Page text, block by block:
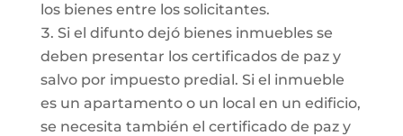
los bienes entre los solicitantes.
Si el difunto dejó bienes inmuebles se
deben presentar los certificados de paz y
salvo por impuesto predial. Si el inmueble
es un apartamento o un local en un edificio,
se necesita también el certificado de paz y